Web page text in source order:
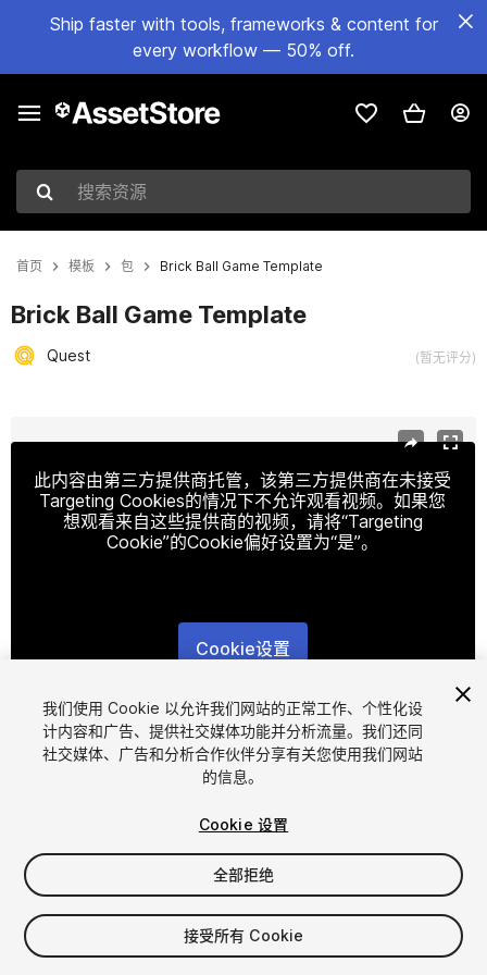
Ship faster with tools, frameworks & content for
every workflow — 50% off.
搜索资源
首页 模板 包 Brick Ball Game Template
Brick Ball Game Template
Quest (暂无评分)
此内容由第三方提供商托管，该第三方提供商在未接受
Targeting Cookies的情况下不允许观看视频。如果您
想观看来自这些提供商的视频，请将“Targeting
Cookie”的Cookie偏好设置为“是”。
Cookie设置
1/4
$12
增值税将在结算时计算
我们使用 Cookie 以允许我们网站的正常工作、个性化设
计内容和广告、提供社交媒体功能并分析流量。我们还同
社交媒体、广告和分析合作伙伴分享有关您使用我们网站
的信息。
Cookie 设置
全部拒绝
接受所有 Cookie